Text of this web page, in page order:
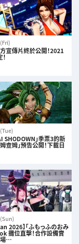
宣傳片終於公開！2021
SHODOWN」季票3的新
查姆」預告公開！下載日
2026】「ふもっふのおみ
攤位直擊！合作設備實
場…